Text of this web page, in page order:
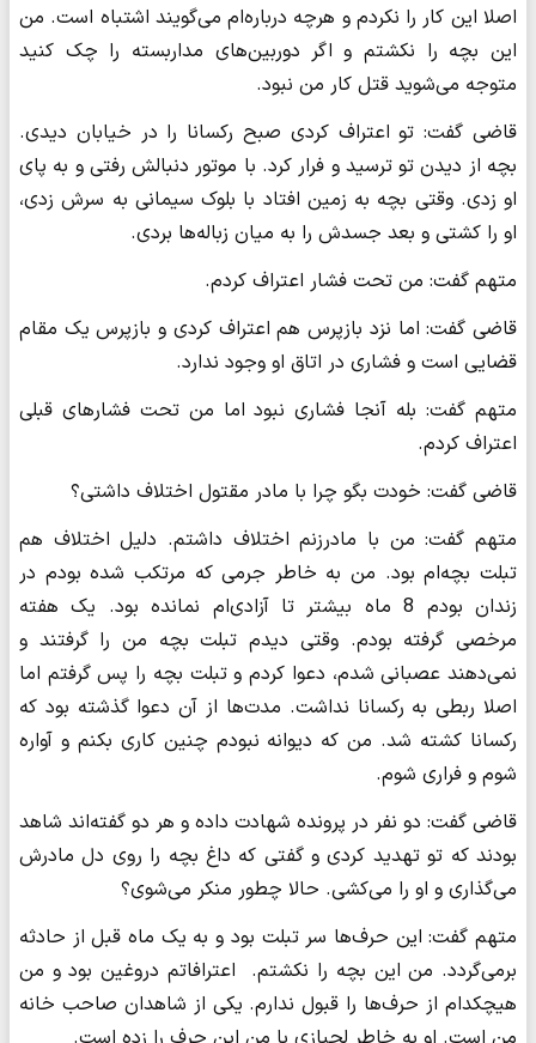
اصلا این کار را نکردم و هرچه درباره‌ام می‌گویند اشتباه است. من
این بچه را نکشتم و اگر دوربین‌های مداربسته را چک کنید
متوجه می‌شوید قتل کار من نبود.
قاضی گفت: تو اعتراف کردی صبح رکسانا را در خیابان دیدی.
بچه از دیدن تو ترسید و فرار کرد. با موتور دنبالش رفتی و به پای
او زدی. وقتی بچه به زمین افتاد با بلوک سیمانی به سرش زدی،
او را کشتی و بعد جسدش را به میان زباله‌ها بردی.
متهم گفت: من تحت فشار اعتراف کردم.
قاضی گفت: اما نزد بازپرس هم اعتراف کردی و بازپرس یک مقام
قضایی است و فشاری در اتاق او وجود ندارد.
متهم گفت: بله آنجا فشاری نبود اما من تحت فشارهای قبلی
اعتراف کردم.
قاضی گفت: خودت بگو چرا با مادر مقتول اختلاف داشتی؟
متهم گفت: من با مادرزنم اختلاف داشتم. دلیل اختلاف هم
تبلت بچه‌ام بود. من به خاطر جرمی که مرتکب شده بودم در
زندان بودم 8 ماه بیشتر تا آزادی‌ام نمانده بود. یک هفته
مرخصی گرفته بودم. وقتی دیدم تبلت بچه من را گرفتند و
نمی‌دهند عصبانی شدم، دعوا کردم و تبلت بچه را پس گرفتم اما
اصلا ربطی به رکسانا نداشت. مدت‌ها از آن دعوا گذشته بود که
رکسانا کشته شد. من که دیوانه نبودم چنین کاری بکنم و آواره
شوم و فراری شوم.
قاضی گفت: دو نفر در پرونده شهادت داده و هر دو گفته‌اند شاهد
بودند که تو تهدید کردی و گفتی که داغ بچه را روی دل مادرش
می‌گذاری و او را می‌کشی. حالا چطور منکر می‌شوی؟
متهم گفت: این حرف‌ها سر تبلت بود و به یک ماه قبل از حادثه
برمی‌گردد. من این بچه را نکشتم. اعترافاتم دروغین بود و من
هیچکدام از حرف‌ها را قبول ندارم. یکی از شاهدان صاحب خانه